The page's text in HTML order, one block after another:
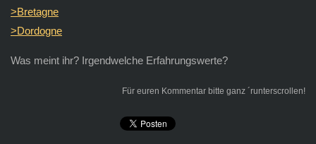
>Bretagne
>Dordogne
Was meint ihr? Irgendwelche Erfahrungswerte?
Für euren Kommentar bitte ganz ´runterscrollen!